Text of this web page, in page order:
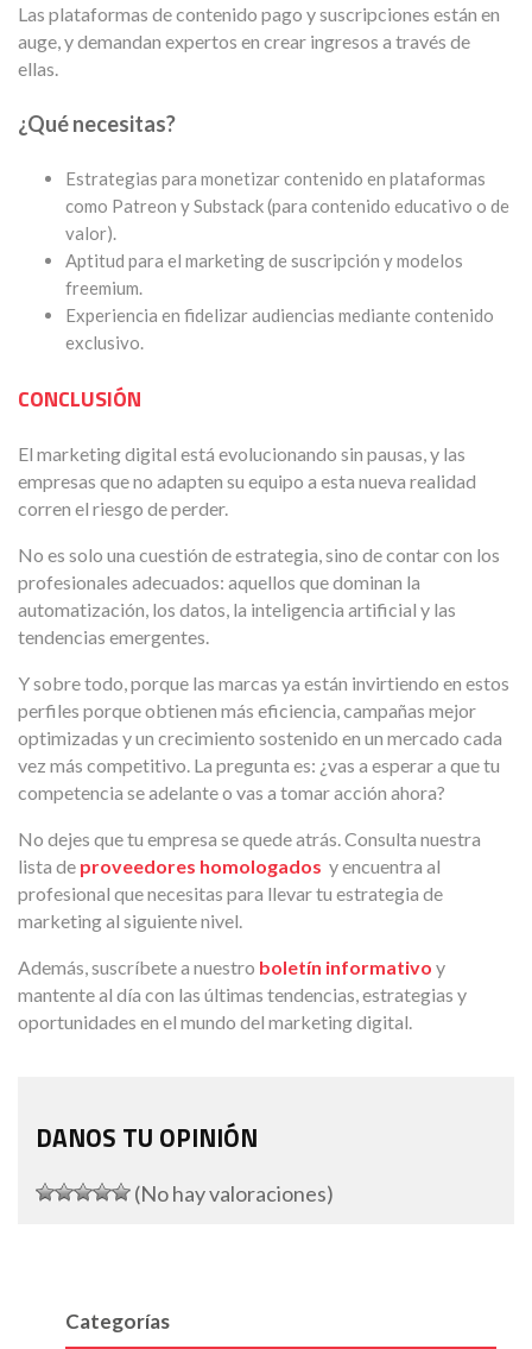
Las plataformas de contenido pago y suscripciones están en
auge, y demandan expertos en crear ingresos a través de
ellas.
¿Qué necesitas?
Estrategias para monetizar contenido en plataformas
como Patreon y Substack (para contenido educativo o de
valor).
Aptitud para el marketing de suscripción y modelos
freemium.
Experiencia en fidelizar audiencias mediante contenido
exclusivo.
CONCLUSIÓN
El marketing digital está evolucionando sin pausas, y las
empresas que no adapten su equipo a esta nueva realidad
corren el riesgo de perder.
No es solo una cuestión de estrategia, sino de contar con los
profesionales adecuados: aquellos que dominan la
automatización, los datos, la inteligencia artificial y las
tendencias emergentes.
Y sobre todo, porque las marcas ya están invirtiendo en estos
perfiles porque obtienen más eficiencia, campañas mejor
optimizadas y un crecimiento sostenido en un mercado cada
vez más competitivo. La pregunta es: ¿vas a esperar a que tu
competencia se adelante o vas a tomar acción ahora?
No dejes que tu empresa se quede atrás. Consulta nuestra
lista de proveedores homologados y encuentra al
profesional que necesitas para llevar tu estrategia de
marketing al siguiente nivel.
Además, suscríbete a nuestro boletín informativo y
mantente al día con las últimas tendencias, estrategias y
oportunidades en el mundo del marketing digital.
DANOS TU OPINIÓN
(No hay valoraciones)
Categorías